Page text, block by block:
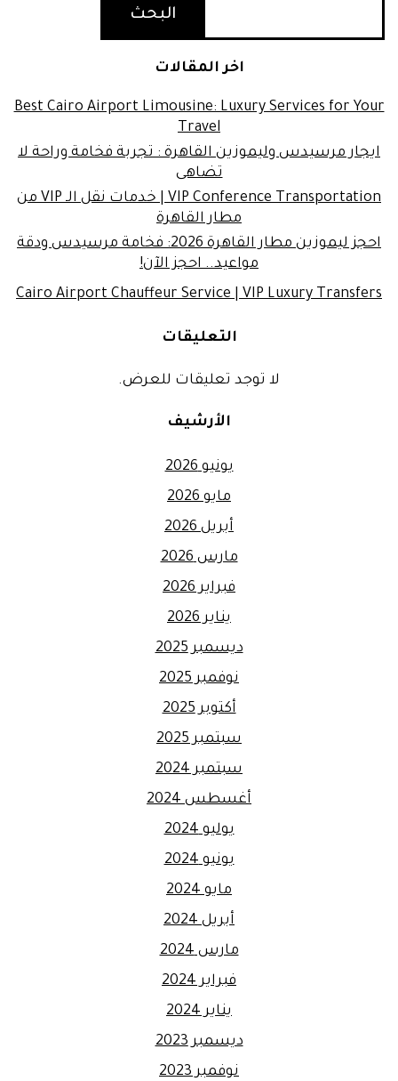
البحث
اخر المقالات
Best Cairo Airport Limousine: Luxury Services for Your
Travel
ايجار مرسيدس وليموزين القاهرة : تجربة فخامة وراحة لا
تضاهى
VIP Conference Transportation | خدمات نقل الـ VIP من
مطار القاهرة
احجز ليموزين مطار القاهرة 2026: فخامة مرسيدس ودقة
مواعيد.. احجز الآن!
Cairo Airport Chauffeur Service | VIP Luxury Transfers
التعليقات
لا توجد تعليقات للعرض.
الأرشيف
يونيو 2026
مايو 2026
أبريل 2026
مارس 2026
فبراير 2026
يناير 2026
ديسمبر 2025
نوفمبر 2025
أكتوبر 2025
سبتمبر 2025
سبتمبر 2024
أغسطس 2024
يوليو 2024
يونيو 2024
مايو 2024
أبريل 2024
مارس 2024
فبراير 2024
يناير 2024
ديسمبر 2023
نوفمبر 2023